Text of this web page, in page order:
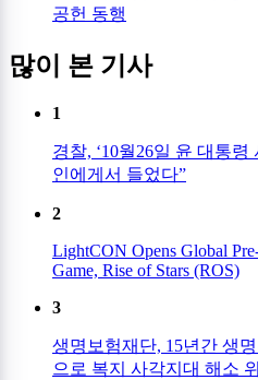
공헌 동행
많이 본 기사
1
경찰, ‘10월26일 윤 대통령
인에게서 들었다”
2
LightCON Opens Global
Game, Rise of Stars (ROS)
3
생명보험재단, 15년간 생
으로 복지 사각지대 해소